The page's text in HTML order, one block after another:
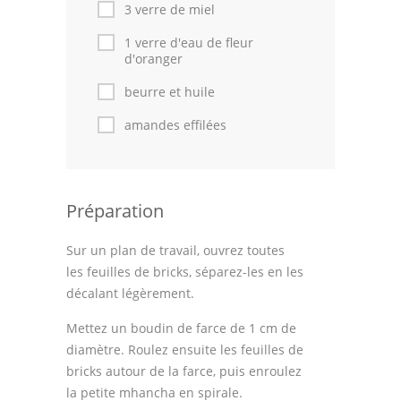
Articles
Actualités
Astuces de cuisine
Leçons de cuisine
Chefs
Forum
Thèmes
Espace Personnel
3 verre de miel
1 verre d'eau de fleur
d'oranger
beurre et huile
amandes effilées
Préparation
Sur un plan de travail, ouvrez toutes
les feuilles de bricks, séparez-les en les
décalant légèrement.
Mettez un boudin de farce de 1 cm de
diamètre. Roulez ensuite les feuilles de
bricks autour de la farce, puis enroulez
la petite mhancha en spirale.